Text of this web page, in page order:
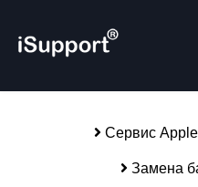
Сервис Apple
Замена